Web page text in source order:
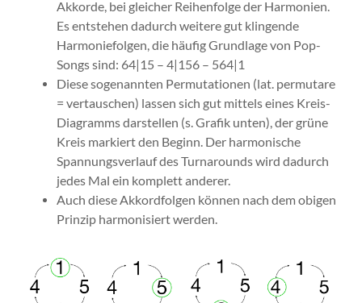
Akkorde, bei gleicher Reihenfolge der Harmonien.
Es entstehen dadurch weitere gut klingende
Harmoniefolgen, die häufig Grundlage von Pop-
Songs sind: 64|15 – 4|156 – 564|1
Diese sogenannten Permutationen (lat. permutare
= vertauschen) lassen sich gut mittels eines Kreis-
Diagramms darstellen (s. Grafik unten), der grüne
Kreis markiert den Beginn. Der harmonische
Spannungsverlauf des Turnarounds wird dadurch
jedes Mal ein komplett anderer.
Auch diese Akkordfolgen können nach dem obigen
Prinzip harmonisiert werden.